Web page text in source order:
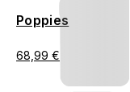
Poppies
68,99 €